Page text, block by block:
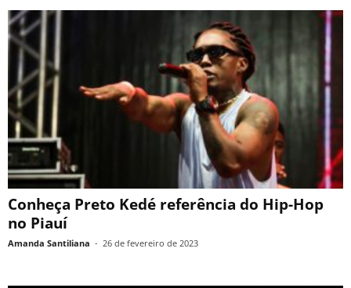
Conheça Preto Kedé referência do Hip-Hop
no Piauí
Amanda Santiliana - 26 de fevereiro de 2023